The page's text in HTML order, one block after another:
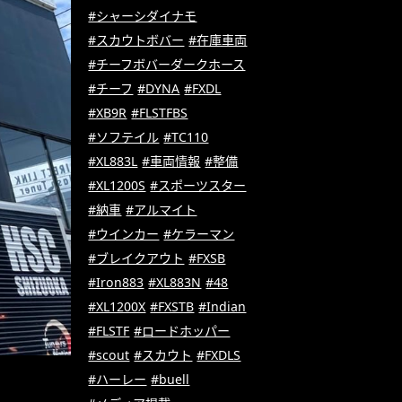
#シャーシダイナモ
#スカウトボバー #在庫車両
#チーフボバーダークホース
#チーフ #DYNA #FXDL
#XB9R #FLSTFBS
#ソフテイル #TC110
#XL883L #車両情報 #整備
#XL1200S #スポーツスター
#納車 #アルマイト
#ウインカー #ケラーマン
#ブレイクアウト #FXSB
#Iron883 #XL883N #48
#XL1200X #FXSTB #Indian
#FLSTF #ロードホッパー
#scout #スカウト #FXDLS
#ハーレー #buell